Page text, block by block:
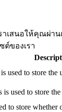
าเสนอให้คุณ
ต์ของเรา
to store
used to store
store whether